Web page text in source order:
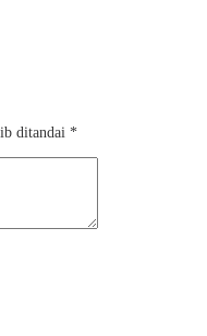
ditandai *